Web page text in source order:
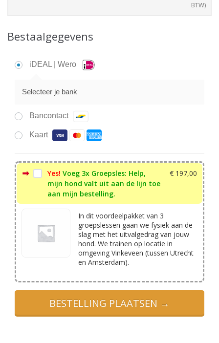
BTW)
Bestaalgegevens
iDEAL | Wero
Selecteer je bank
Bancontact
Kaart
Yes! Voeg 3x Groepsles: Help,
mijn hond valt uit aan de lijn toe
aan mijn bestelling.
€ 197,00
In dit voordeelpakket van 3
groepslessen gaan we fysiek aan de
slag met het uitvalgedrag van jouw
hond. We trainen op locatie in
omgeving Vinkeveen (tussen Utrecht
en Amsterdam).
BESTELLING PLAATSEN →